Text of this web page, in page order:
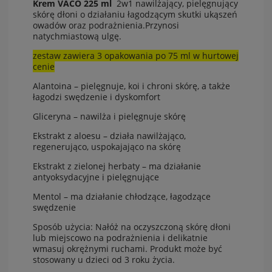
Krem VACO 225 ml
2w1 nawilżający, pielęgnujący
skórę dłoni o działaniu łagodzącym skutki ukąszeń
owadów oraz podrażnienia.Przynosi
natychmiastową ulgę.
zestaw zawiera 3 opakowania po 75 ml w hurtowej
cenie
Alantoina – pielęgnuje, koi i chroni skórę, a także
łagodzi swędzenie i dyskomfort
Gliceryna – nawilża i pielęgnuje skórę
Ekstrakt z aloesu – działa nawilżająco,
regenerująco, uspokajająco na skórę
Ekstrakt z zielonej herbaty – ma działanie
antyoksydacyjne i pielęgnujące
Mentol – ma działanie chłodzące, łagodzące
swędzenie
Sposób użycia: Nałóż na oczyszczoną skórę dłoni
lub miejscowo na podrażnienia i delikatnie
wmasuj okrężnymi ruchami. Produkt może być
stosowany u dzieci od 3 roku życia.